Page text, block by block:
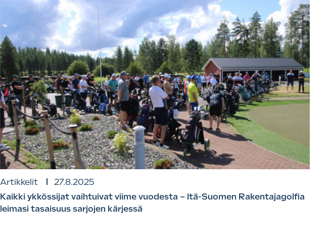
Artikkelit
27.8.2025
Kaikki ykkössijat vaihtuivat viime vuodesta – Itä-Suomen Rakentajagolfia
leimasi tasaisuus sarjojen kärjessä